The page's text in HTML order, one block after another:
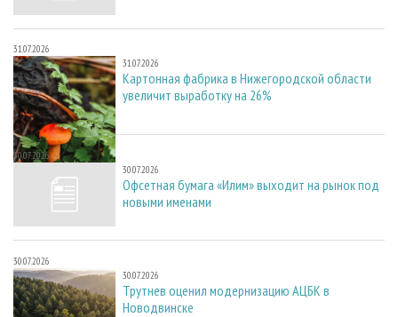
31.07.2026
31.07.2026
Картонная фабрика в Нижегородской области
увеличит выработку на 26%
30.07.2026
30.07.2026
Офсетная бумага «Илим» выходит на рынок под
новыми именами
30.07.2026
30.07.2026
Трутнев оценил модернизацию АЦБК в
Новодвинске